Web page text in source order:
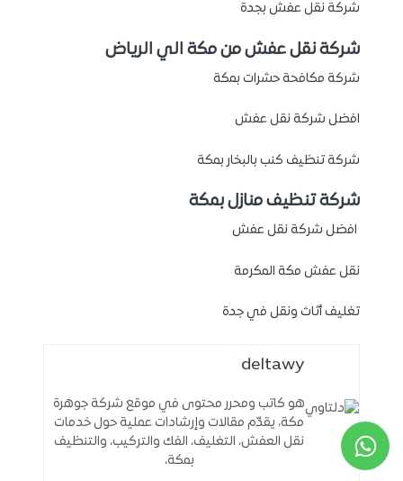
شركة نقل عفش بجدة
شركة نقل عفش من مكة الي الرياض
شركة مكافحة حشرات بمكة
افضل شركة نقل عفش
شركة تنظيف كنب بالبخار بمكة
شركة تنظيف منازل بمكة
افضل شركة نقل عفش
نقل عفش مكة المكرمة
تغليف أثاث ونقل في جدة
deltawy
هو كاتب ومحرر محتوى في موقع شركة جوهرة
مكة، يقدّم مقالات وإرشادات عملية حول خدمات
نقل العفش، التغليف، الفك والتركيب، والتنظيف
بمكة،